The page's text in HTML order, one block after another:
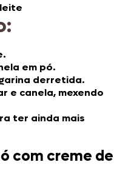
em pó.
derretida.
e canela, mexendo
ter ainda mais
com creme de